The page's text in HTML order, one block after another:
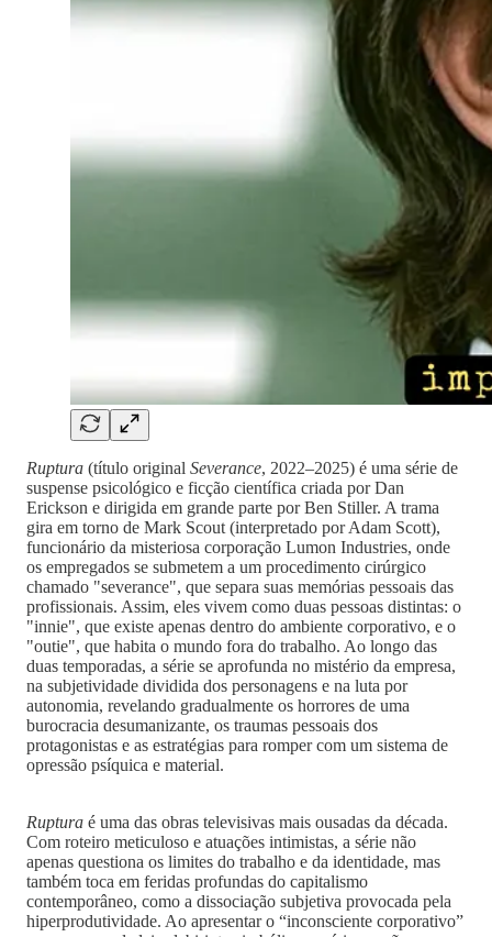
Ruptura (título original Severance, 2022–2025) é uma série de
suspense psicológico e ficção científica criada por Dan
Erickson e dirigida em grande parte por Ben Stiller. A trama
gira em torno de Mark Scout (interpretado por Adam Scott),
funcionário da misteriosa corporação Lumon Industries, onde
os empregados se submetem a um procedimento cirúrgico
chamado "severance", que separa suas memórias pessoais das
profissionais. Assim, eles vivem como duas pessoas distintas: o
"innie", que existe apenas dentro do ambiente corporativo, e o
"outie", que habita o mundo fora do trabalho. Ao longo das
duas temporadas, a série se aprofunda no mistério da empresa,
na subjetividade dividida dos personagens e na luta por
autonomia, revelando gradualmente os horrores de uma
burocracia desumanizante, os traumas pessoais dos
protagonistas e as estratégias para romper com um sistema de
opressão psíquica e material.
Ruptura é uma das obras televisivas mais ousadas da década.
Com roteiro meticuloso e atuações intimistas, a série não
apenas questiona os limites do trabalho e da identidade, mas
também toca em feridas profundas do capitalismo
contemporâneo, como a dissociação subjetiva provocada pela
hiperprodutividade. Ao apresentar o “inconsciente corporativo”